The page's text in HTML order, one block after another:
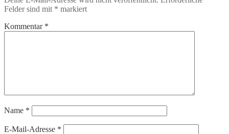
Felder sind mit * markiert
Kommentar *
Name *
E-Mail-Adresse *